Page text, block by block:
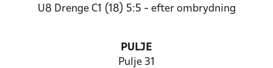
U8 Drenge C1 (18) 5:5 - efter ombrydning
PULJE
Pulje 31